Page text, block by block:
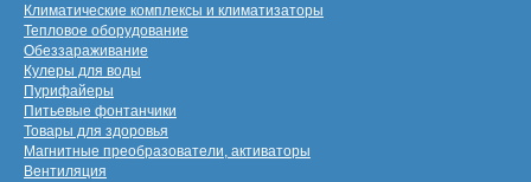
Климатические комплексы и климатизаторы
Тепловое оборудование
Обеззараживание
Кулеры для воды
Пурифайеры
Питьевые фонтанчики
Товары для здоровья
Магнитные преобразователи, активаторы
Вентиляция